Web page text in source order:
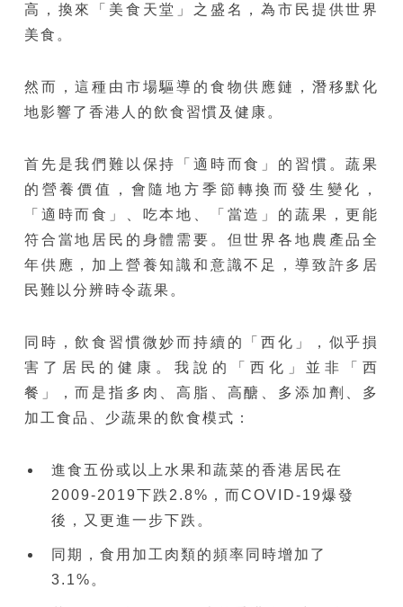
高，換來「美食天堂」之盛名，為市民提供世界
美食。
然而，這種由市場驅導的食物供應鏈，潛移默化
地影響了香港人的飲食習慣及健康。
首先是我們難以保持「適時而食」的習慣。蔬果
的營養價值，會隨地方季節轉換而發生變化，
「適時而食」、吃本地、「當造」的蔬果，更能
符合當地居民的身體需要。但世界各地農產品全
年供應，加上營養知識和意識不足，導致許多居
民難以分辨時令蔬果。
同時，飲食習慣微妙而持續的「西化」，似乎損
害了居民的健康。我說的「西化」並非「西
餐」，而是指多肉、高脂、高醣、多添加劑、多
加工食品、少蔬果的飲食模式：
進食五份或以上水果和蔬菜的香港居民在
2009-2019下跌2.8%，而COVID-19爆發
後，又更進一步下跌。
同期，食用加工肉類的頻率同時增加了
3.1%。